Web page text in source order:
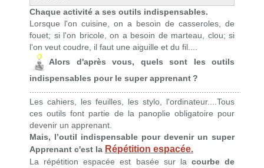
Chaque activité a ses outils indispensables.
Lorsque l'on cuisine, on a besoin de casseroles, de
fouet; si l'on bricole, on a besoin de marteau, clou; si
l'on veut coudre, il faut une aiguille et du fil....
Alors d'après vous, quels sont les outils
indispensables pour le super apprenant ?
Les cahiers, les feuilles, les stylo, l'ordinateur....Tous
ces outils font partie de la panoplie obligatoire pour
devenir un apprenant.
Mais, l’outil indispensable pour devenir un super
Apprenant c'est la Répétition espacée.
La répétition espacée est basée sur la courbe de